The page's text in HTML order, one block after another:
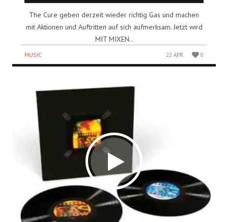
The Cure geben derzeit wieder richtig Gas und machen
mit Aktionen und Auftritten auf sich aufmerksam. Jetzt wird
MIT MIXEN..
MUSIC 22 APR. 0